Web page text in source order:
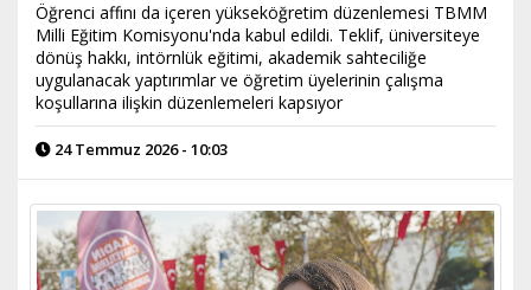
Öğrenci affını da içeren yükseköğretim düzenlemesi TBMM
Milli Eğitim Komisyonu'nda kabul edildi. Teklif, üniversiteye
dönüş hakkı, intörnlük eğitimi, akademik sahteciliğe
uygulanacak yaptırımlar ve öğretim üyelerinin çalışma
koşullarına ilişkin düzenlemeleri kapsıyor
24 Temmuz 2026 - 10:03